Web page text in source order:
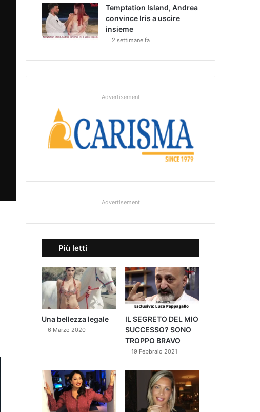
Temptation Island, Andrea
convince Iris a uscire
insieme
2 settimane fa
Advertisement
Advertisement
Più letti
Una bellezza legale
6 Marzo 2020
IL SEGRETO DEL MIO
SUCCESSO? SONO
TROPPO BRAVO
19 Febbraio 2021